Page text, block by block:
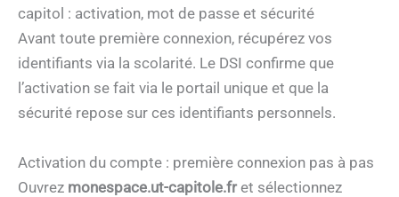
capitol : activation, mot de passe et sécurité
Avant toute première connexion, récupérez vos
identifiants via la scolarité. Le DSI confirme que
l’activation se fait via le portail unique et que la
sécurité repose sur ces identifiants personnels.
Activation du compte : première connexion pas à pas
Ouvrez monespace.ut-capitole.fret sélectionnez